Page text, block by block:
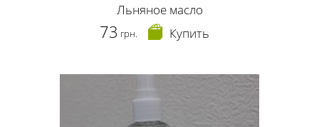
Льняное масло
73 грн. Купить